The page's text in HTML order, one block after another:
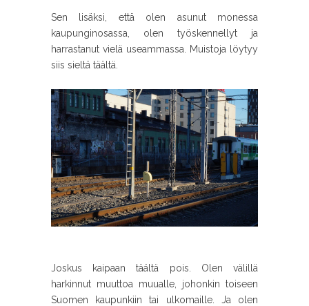
Sen lisäksi, että olen asunut monessa
kaupunginosassa, olen työskennellyt ja
harrastanut vielä useammassa. Muistoja löytyy
siis sieltä täältä.
Joskus kaipaan täältä pois. Olen välillä
harkinnut muuttoa muualle, johonkin toiseen
Suomen kaupunkiin tai ulkomaille. Ja olen